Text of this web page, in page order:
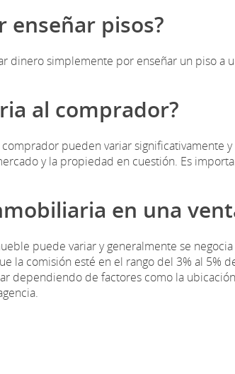
enseñar pisos?
dinero simplemente por enseñar un piso a
al comprador?
pueden variar significativamente y
y la propiedad en cuestión. Es
en una
puede variar y generalmente se
la comisión esté en el rango del 3% al 5%
dependiendo de factores como la